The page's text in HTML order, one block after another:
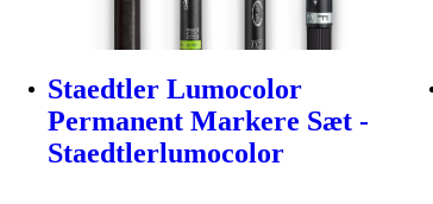
Staedtler Lumocolor
Permanent Markere Sæt -
Staedtlerlumocolor